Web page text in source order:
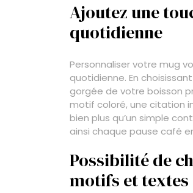
Ajoutez une
quotidienne
Personnaliser votre mug
quotidienne. En
gorgée de votre boisson
motif coloré, une citation
bien plus qu’un simple
ainsi chaque pause café
Possibilité de
motifs et textes